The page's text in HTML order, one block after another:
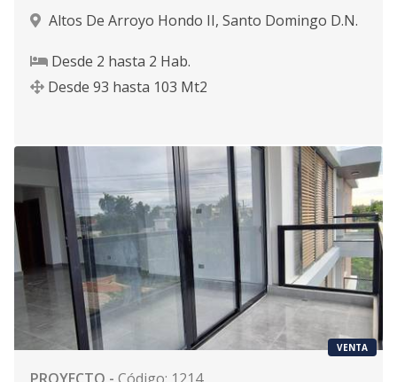
Altos De Arroyo Hondo II, Santo Domingo D.N.
Desde 2 hasta 2 Hab.
Desde 93 hasta 103 Mt2
VENTA